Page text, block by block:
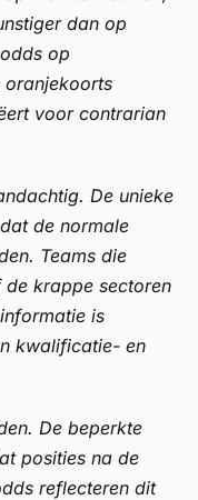
dan op
op
oranjekoorts
voor contrarian
De unieke
de normale
Teams die
krappe sectoren
is
kwalificatie- en
De beperkte
posities na de
reflecteren dit